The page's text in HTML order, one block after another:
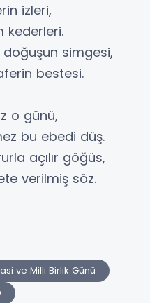
izleri,
kederleri.
doğuşun simgesi,
bestesi.
o günü,
bu ebedi düş.
açılır göğüs,
verilmiş söz.
ve Milli Birlik Günü